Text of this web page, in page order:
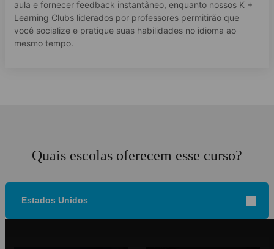
aula e fornecer feedback instantâneo, enquanto nossos K +
Learning Clubs liderados por professores permitirão que
você socialize e pratique suas habilidades no idioma ao
mesmo tempo.
Quais escolas oferecem esse curso?
Estados Unidos